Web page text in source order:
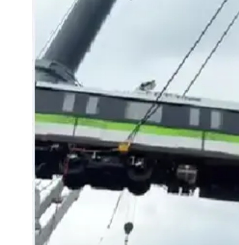
台州《告全体市民书
泰国校园枪击事件已致
胡彦斌获《歌手2026》
宇树王兴兴被问了360
美参院通过一项对俄能
四川宜宾地震网友称
夯实基础开新局